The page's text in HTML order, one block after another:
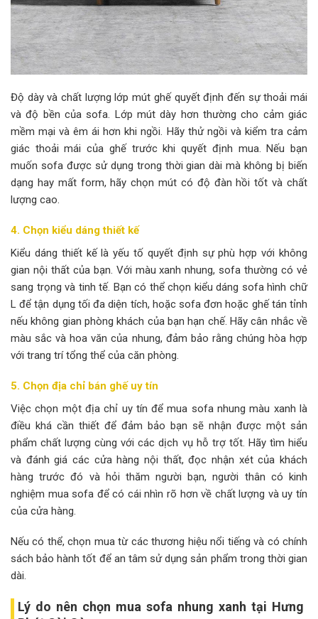
Độ dày và chất lượng lớp mút ghế quyết định đến sự thoải mái
và độ bền của sofa. Lớp mút dày hơn thường cho cảm giác
mềm mại và êm ái hơn khi ngồi. Hãy thử ngồi và kiểm tra cảm
giác thoải mái của ghế trước khi quyết định mua. Nếu bạn
muốn sofa được sử dụng trong thời gian dài mà không bị biến
dạng hay mất form, hãy chọn mút có độ đàn hồi tốt và chất
lượng cao.
4. Chọn kiểu dáng thiết kế
Kiểu dáng thiết kế là yếu tố quyết định sự phù hợp với không
gian nội thất của bạn. Với màu xanh nhung, sofa thường có vẻ
sang trọng và tinh tế. Bạn có thể chọn kiểu dáng sofa hình chữ
L để tận dụng tối đa diện tích, hoặc sofa đơn hoặc ghế tán tỉnh
nếu không gian phòng khách của bạn hạn chế. Hãy cân nhắc về
màu sắc và hoa văn của nhung, đảm bảo rằng chúng hòa hợp
với trang trí tổng thể của căn phòng.
5. Chọn địa chỉ bán ghế uy tín
Việc chọn một địa chỉ uy tín để mua sofa nhung màu xanh là
điều khá cần thiết để đảm bảo bạn sẽ nhận được một sản
phẩm chất lượng cùng với các dịch vụ hỗ trợ tốt. Hãy tìm hiểu
và đánh giá các cửa hàng nội thất, đọc nhận xét của khách
hàng trước đó và hỏi thăm người bạn, người thân có kinh
nghiệm mua sofa để có cái nhìn rõ hơn về chất lượng và uy tín
của cửa hàng.
Nếu có thể, chọn mua từ các thương hiệu nổi tiếng và có chính
sách bảo hành tốt để an tâm sử dụng sản phẩm trong thời gian
dài.
Lý do nên chọn mua sofa nhung xanh tại Hưng